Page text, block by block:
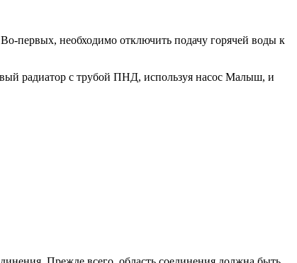
первых, необходимо отключить подачу горячей воды к
радиатор с трубой ПНД, используя насос Малыш, и